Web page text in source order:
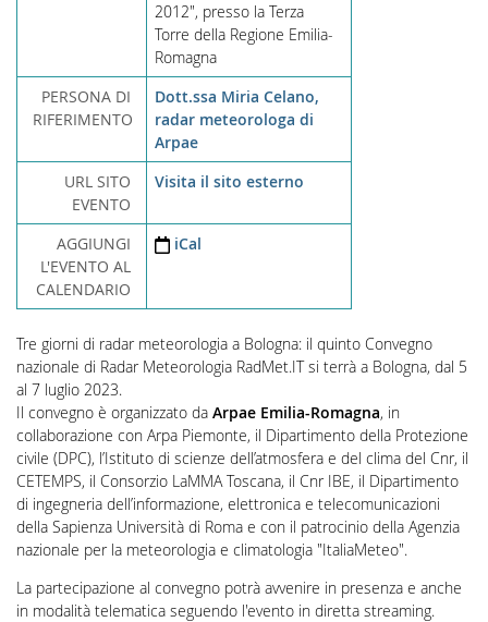
2012", presso la Terza
Torre della Regione Emilia-
Romagna
PERSONA DI
RIFERIMENTO
Dott.ssa Miria Celano,
radar meteorologa di
Arpae
URL SITO
EVENTO
Visita il sito esterno
AGGIUNGI
L'EVENTO AL
CALENDARIO
iCal
Tre giorni di radar meteorologia a Bologna: il quinto Convegno
nazionale di Radar Meteorologia RadMet.IT si terrà a Bologna, dal 5
al 7 luglio 2023.
Il convegno è organizzato da Arpae Emilia-Romagna, in
collaborazione con Arpa Piemonte, il Dipartimento della Protezione
civile (DPC), l’Istituto di scienze dell’atmosfera e del clima del Cnr, il
CETEMPS, il Consorzio LaMMA Toscana, il Cnr IBE, il Dipartimento
di ingegneria dell’informazione, elettronica e telecomunicazioni
della Sapienza Università di Roma e con il patrocinio della Agenzia
nazionale per la meteorologia e climatologia "ItaliaMeteo".
La partecipazione al convegno potrà avvenire in presenza e anche
in modalità telematica seguendo l'evento in diretta streaming.